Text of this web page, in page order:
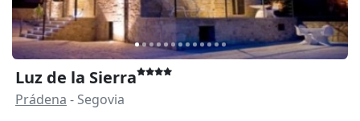
Luz de la Sierra
Prádena - Segovia